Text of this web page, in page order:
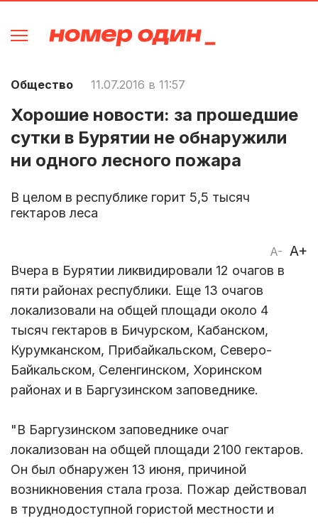
Общество 11.07.2016 в 11:57
Хорошие новости: за прошедшие
сутки в Бурятии не обнаружили
ни одного лесного пожара
В целом в республике горит 5,5 тысяч
гектаров леса
A- A+
Вчера в Бурятии ликвидировали 12 очагов в
пяти районах республики. Еще 13 очагов
локализовали на общей площади около 4
тысяч гектаров в Бичурском, Кабанском,
Курумканском, Прибайкальском, Северо-
Байкальском, Селенгинском, Хоринском
районах и в Баргузинском заповеднике.
"В Баргузинском заповеднике очаг
локализован на общей площади 2100 гектаров.
Он был обнаружен 13 июня, причиной
возникновения стала гроза. Пожар действовал
в труднодоступной гористой местности и